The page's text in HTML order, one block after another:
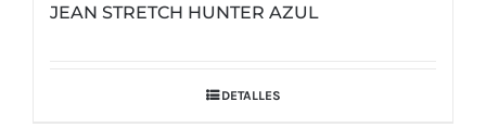
JEAN STRETCH HUNTER AZUL
DETALLES